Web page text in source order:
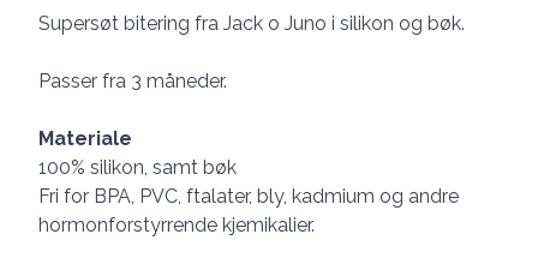
Description
Supersøt bitering fra Jack o Juno i silikon og bøk.
Passer fra 3 måneder.
Materiale
100% silikon, samt bøk
Fri for BPA, PVC, ftalater, bly, kadmium og andre
hormonforstyrrende kjemikalier.